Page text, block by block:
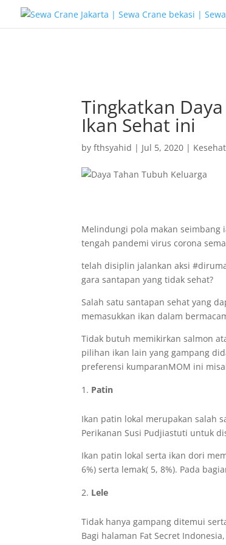
G-T3YPBRZG5Y
Tingkatkan
Ikan Sehat ini
byfthsyahid | Jul 5, 2020 |
Melindungi pola makan
tengah pandemi virus corona
telah disiplin jalankan aksi
gara santapan yang tidak sehat?
Salah satu santapan sehat yang
memasukkan ikan dalam
Tidak butuh memikirkan salmon
pilihan ikan lain yang gampang
preferensi kumparanMOM ini
Patin
Ikan patin lokal merupakan salah
Perikanan Susi Pudjiastuti untuk
Ikan patin lokal serta ikan dori
6%) serta lemak( 5, 8%). Pada
Lele
Tidak hanya gampang ditemui
Bagi halaman Fat Secret